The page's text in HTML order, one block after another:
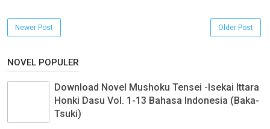
Newer Post Older Post
NOVEL POPULER
Download Novel Mushoku Tensei -Isekai Ittara
Honki Dasu Vol. 1-13 Bahasa Indonesia (Baka-
Tsuki)